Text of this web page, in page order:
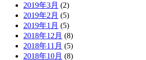
2019年3月 (2)
2019年2月 (5)
2019年1月 (5)
2018年12月 (8)
2018年11月 (5)
2018年10月 (8)